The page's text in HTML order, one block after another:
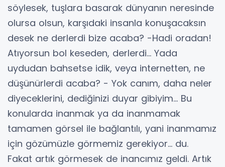
söylesek, tuşlara basarak dünyanın neresinde
olursa olsun, karşıdaki insanla konuşacaksın
desek ne derlerdi bize acaba? -Hadi oradan!
Atıyorsun bol keseden, derlerdi… Yada
uydudan bahsetse idik, veya internetten, ne
düşünürlerdi acaba? - Yok canım, daha neler
diyeceklerini, dediğinizi duyar gibiyim… Bu
konularda inanmak ya da inanmamak
tamamen görsel ile bağlantılı, yani inanmamız
için gözümüzle görmemiz gerekiyor… du.
Fakat artık görmesek de inancımız geldi. Artık